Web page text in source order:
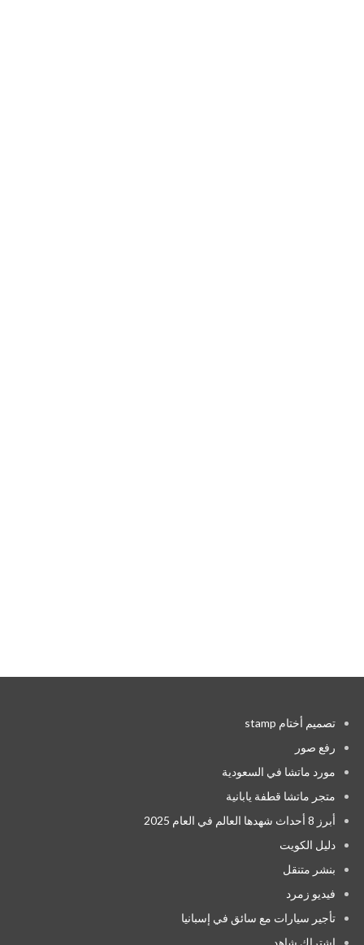
تصميم أختام stamp
رفع صور
مورد ماتشا في السعودية
متجر ماتشا قطفة يابانية
أبرز 8 أحداث شهدها العالم في العام 2025
دليل الكويت
بنشر متنقل
فيديو زمرد
تأجير سيارات مع سائق في إسبانيا
اشتراك شاهد